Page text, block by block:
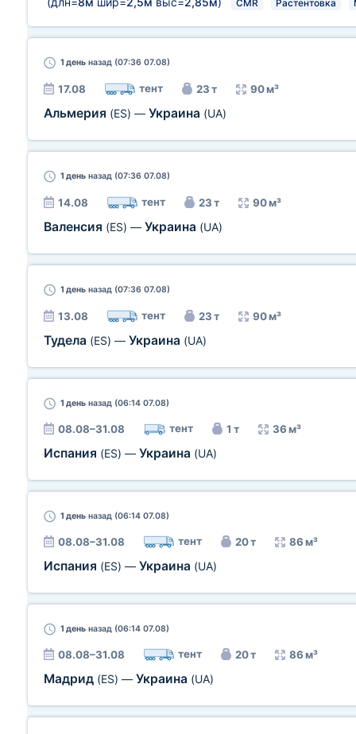
CMR Растентовка
1 день назад (07:36 07.08)
17.08 тент 23 т 90 м³
Альмерия (ES) — Украина (UA)
1 день назад (07:36 07.08)
14.08 тент 23 т 90 м³
Валенсия (ES) — Украина (UA)
1 день назад (07:36 07.08)
13.08 тент 23 т 90 м³
Тудела (ES) — Украина (UA)
1 день назад (06:14 07.08)
08.08–31.08 тент 1 т 36 м³
Испания (ES) — Украина (UA)
1 день назад (06:14 07.08)
08.08–31.08 тент 20 т 86 м³
Испания (ES) — Украина (UA)
1 день назад (06:14 07.08)
08.08–31.08 тент 20 т 86 м³
Мадрид (ES) — Украина (UA)